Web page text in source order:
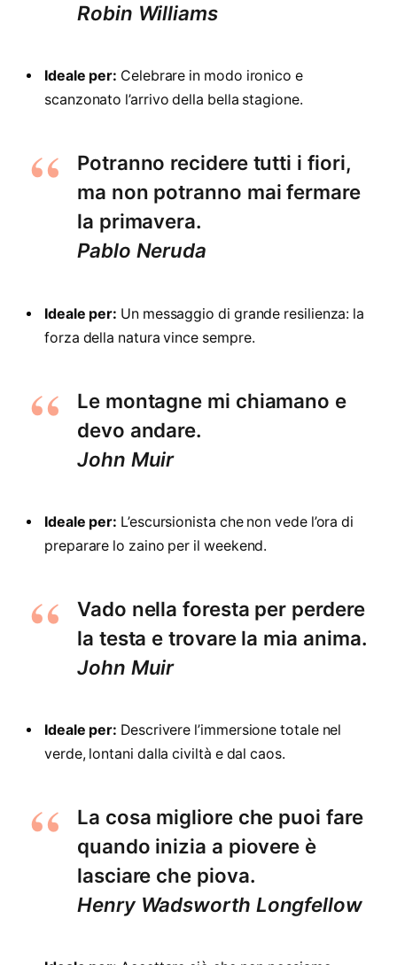
Robin Williams
Ideale per: Celebrare in modo ironico e
scanzonato l’arrivo della bella stagione.
Potranno recidere tutti i fiori,
ma non potranno mai fermare
la primavera.
Pablo Neruda
Ideale per: Un messaggio di grande resilienza: la
forza della natura vince sempre.
Le montagne mi chiamano e
devo andare.
John Muir
Ideale per: L’escursionista che non vede l’ora di
preparare lo zaino per il weekend.
Vado nella foresta per perdere
la testa e trovare la mia anima.
John Muir
Ideale per: Descrivere l’immersione totale nel
verde, lontani dalla civiltà e dal caos.
La cosa migliore che puoi fare
quando inizia a piovere è
lasciare che piova.
Henry Wadsworth Longfellow